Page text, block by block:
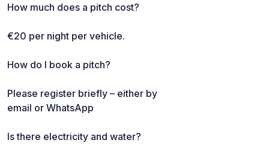
How much does a pitch cost?
€20 per night per vehicle.
How do I book a pitch?
Please register briefly – either by
email or WhatsApp
Is there electricity and water?